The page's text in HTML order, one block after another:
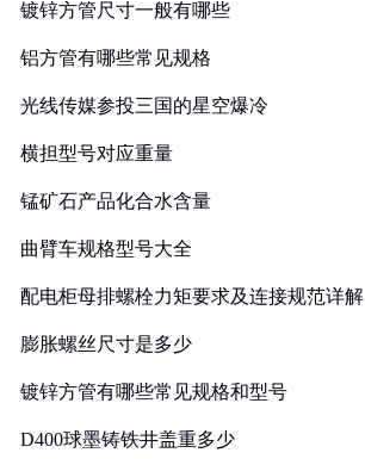
镀锌方管尺寸一般有哪些
铝方管有哪些常见规格
光线传媒参投三国的星空爆冷
横担型号对应重量
锰矿石产品化合水含量
曲臂车规格型号大全
配电柜母排螺栓力矩要求及连接规范详解
膨胀螺丝尺寸是多少
镀锌方管有哪些常见规格和型号
D400球墨铸铁井盖重多少